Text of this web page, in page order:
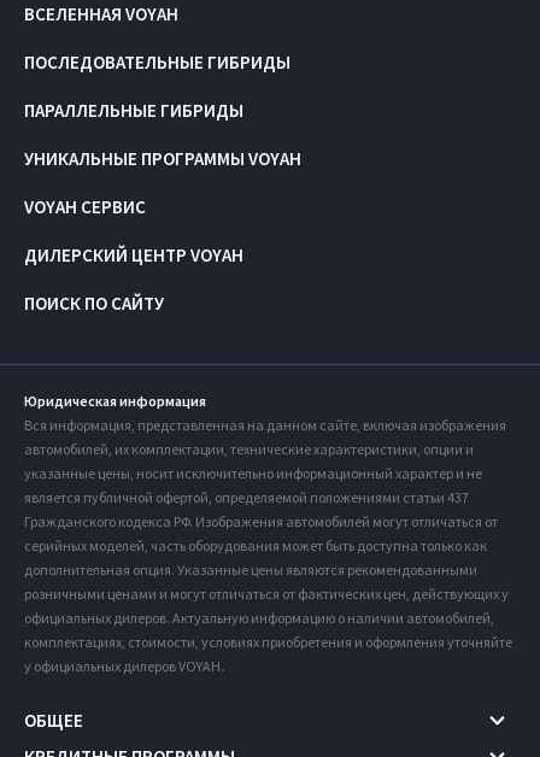
ПОИСК ПО САЙТУ
ВСЕЛЕННАЯ VOYAH
ПОСЛЕДОВАТЕЛЬНЫЕ ГИБРИДЫ
ПАРАЛЛЕЛЬНЫЕ ГИБРИДЫ
УНИКАЛЬНЫЕ ПРОГРАММЫ VOYAH
VOYAH СЕРВИС
ДИЛЕРСКИЙ ЦЕНТР VOYAH
Юридическая информация
Вся информация, представленная на данном сайте, включая изображения
автомобилей, их комплектации, технические характеристики, опции и
указанные цены, носит исключительно информационный характер и не
является публичной офертой, определяемой положениями статьи 437
Гражданского кодекса РФ. Изображения автомобилей могут отличаться от
серийных моделей, часть оборудования может быть доступна только как
дополнительная опция. Указанные цены являются рекомендованными
розничными ценами и могут отличаться от фактических цен, действующих у
официальных дилеров. Актуальную информацию о наличии автомобилей,
комплектациях, стоимости, условиях приобретения и оформления уточняйте
у официальных дилеров VOYAH.
ОБЩЕЕ